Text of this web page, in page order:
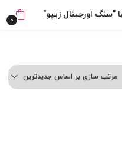
ترب‌پیاورجینال زیپو" 0
مرتب سازی بر اساس جدیدترین